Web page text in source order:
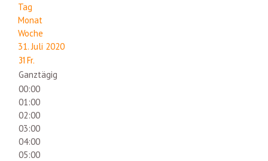
Tag
Monat
Woche
31. Juli 2020
31 Fr.
Ganztägig
00:00
01:00
02:00
03:00
04:00
05:00